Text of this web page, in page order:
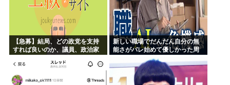
【急募】結局、どの政党を支持
すれば良いのか、議員、政治家
新しい職場でだんだん自分の無
能さがバレ始めて優しかった周
りの人たちが徐々に冷たくなっ
ていく時ってゾクゾクするよな